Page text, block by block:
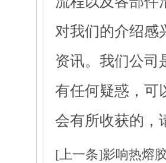
对我们的介绍感
资讯。我们公司
有任何疑惑，可
会有所收获的，
[上一条]影响热熔